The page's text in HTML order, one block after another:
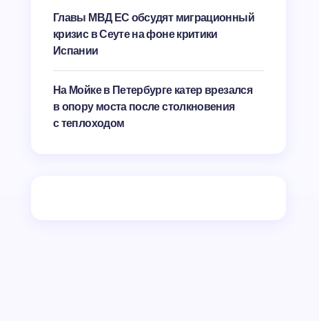
Главы МВД ЕС обсудят миграционный
кризис в Сеуте на фоне критики
Испании
На Мойке в Петербурге катер врезался
в опору моста после столкновения
с теплоходом